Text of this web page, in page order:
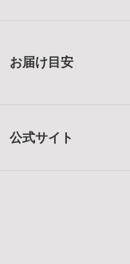
お届け目安
公式サイト